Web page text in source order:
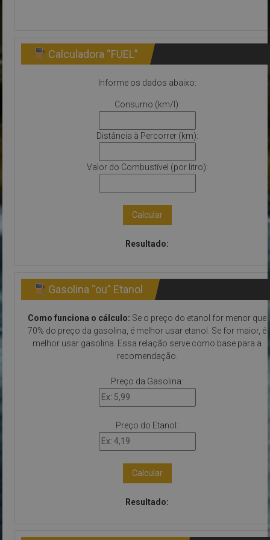
Calculadora “FUEL”
Informe os dados abaixo:
Consumo (km/l):
Distância à Percorrer (km):
Valor do Combustível (por litro):
Calcular
Resultado:
Gasolina “ou” Etanol
Como funciona o cálculo: Se o preço do etanol for menor que
70% do preço da gasolina, é melhor usar etanol. Se for maior, é
melhor usar gasolina. Essa relação serve como base para a
recomendação.
Preço da Gasolina:
Preço do Etanol:
Calcular
Resultado: